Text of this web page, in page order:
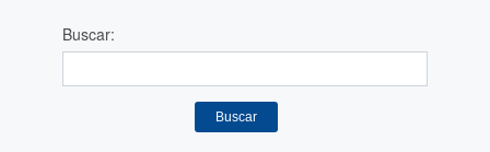
Buscar:
Buscar